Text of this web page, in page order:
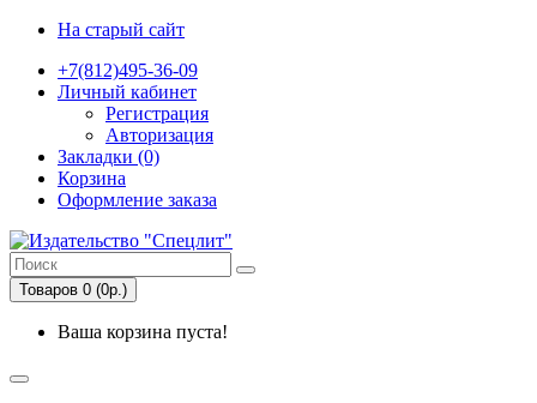
На старый сайт
+7(812)495-36-09
Личный кабинет
Регистрация
Авторизация
Закладки (0)
Корзина
Оформление заказа
Товаров 0 (0р.)
Ваша корзина пуста!